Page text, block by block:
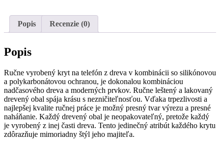
Aztecký
kalendár
Popis Recenzie (0)
Popis
Ručne vyrobený kryt na telefón z dreva v kombinácii so silikónovou
a polykarbonátovou ochranou, je dokonalou kombináciou
nadčasového dreva a moderných prvkov. Ručne leštený a lakovaný
drevený obal spája krásu s nezničiteľnosťou. Vďaka trpezlivosti a
najlepšej kvalite ručnej práce je možný presný tvar výrezu a presné
naháňanie. Každý drevený obal je neopakovateľný, pretože každý
je vyrobený z inej časti dreva. Tento jedinečný atribút každého krytu
zdôrazňuje mimoriadny štýl jeho majiteľa.